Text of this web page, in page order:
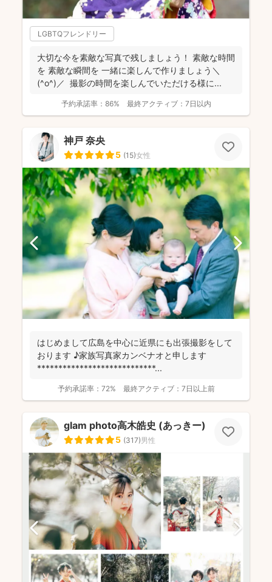
LGBTQフレンドリー
大切な今を素敵な写真で残しましょう！ 素敵な時間
を 素敵な瞬間を 一緒に楽しんで作りましょう＼
(^o^)／ 撮影の時間を楽しんでいただける様に...
予約承諾率： 86% 最終アクティブ： 7日以内
神戸 奈央
5 (15)女性
はじめまして広島を中心に近県にも出張撮影をして
おります ♪家族写真家カンベナオと申します
****************************...
予約承諾率： 72% 最終アクティブ： 7日以上前
glam photo高木皓史 (あっきー)
5 (317)男性